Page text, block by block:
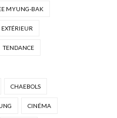
MYUNG-BAK
TENDANCE
CHAEBOLS
CINÉMA